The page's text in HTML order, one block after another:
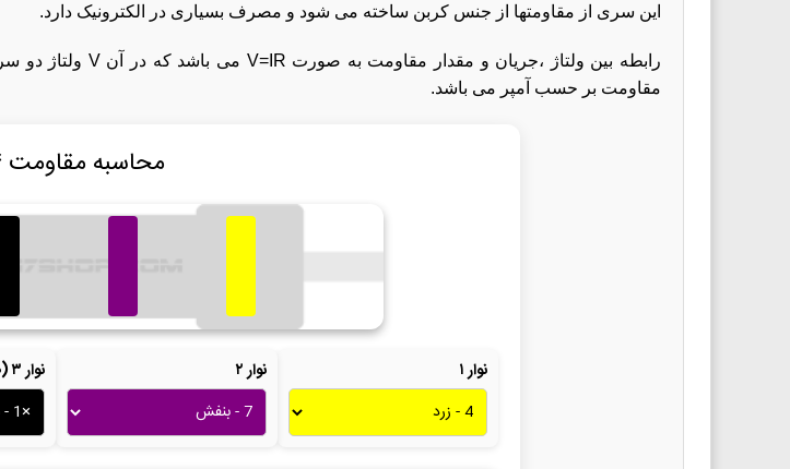
این سری از مقاومتها از جنس کربن ساخته می شود و مصرف بسیاری در الکترونیک دارد.
مقاومت بر حسب آمپر می باشد.
محاسبه مقاومت ۴ باند
نوار ۱ نوار ۲ نوار ۳ (ضریب)